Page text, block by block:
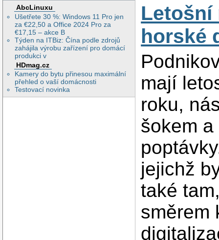
AbcLinuxu
Ušetřete 30 %: Windows 11 Pro jen
za €22,50 a Office 2024 Pro za
€17,15 – akce B
Týden na ITBiz: Čína podle zdrojů
zahájila výrobu zařízení pro domácí
produkci v
HDmag.cz
Kamery do bytu přinesou maximální
přehled o vaší domácnosti
Testovací novinka
Letošní
horské
mají
roku,
šokem
jejichž
také
směrem